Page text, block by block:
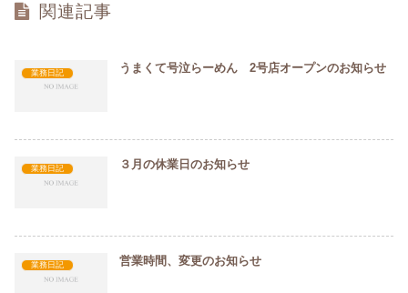
関連記事
業務日記 うまくて号泣らーめん 2号店オープンのお知らせ
業務日記 ３月の休業日のお知らせ
業務日記 営業時間、変更のお知らせ